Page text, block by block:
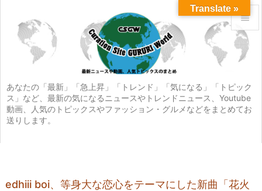
あなたの「最新」「急上昇」「トレンド」「気になる」「トピック
ス」など、最新の気になるニュースやトレンドニュース、Youtube
動画、人気のトピックスやファッション・グルメなどをまとめてお
送りします。


メニュ
サイド

前へ
edhiii boi、等身大な恋心をテーマにした新曲「花火
Translate »